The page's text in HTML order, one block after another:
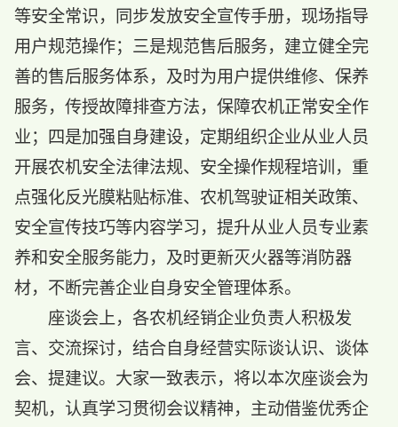
等安全常识，同步发放安全宣传手册，现场指导
用户规范操作；三是规范售后服务，建立健全完
善的售后服务体系，及时为用户提供维修、保养
服务，传授故障排查方法，保障农机正常安全作
业；四是加强自身建设，定期组织企业从业人员
开展农机安全法律法规、安全操作规程培训，重
点强化反光膜粘贴标准、农机驾驶证相关政策、
安全宣传技巧等内容学习，提升从业人员专业素
养和安全服务能力，及时更新灭火器等消防器
材，不断完善企业自身安全管理体系。
座谈会上，各农机经销企业负责人积极发
言、交流探讨，结合自身经营实际谈认识、谈体
会、提建议。大家一致表示，将以本次座谈会为
契机，认真学习贯彻会议精神，主动借鉴优秀企